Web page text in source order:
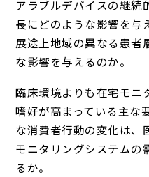
アラブルデバイスの継続
長にどのような影響を与
展途上地域の異なる患者
な影響を与えるのか。
臨床環境よりも在宅モニ
嗜好が高まっている主な
な消費者行動の変化は、
モニタリングシステムの
るか。